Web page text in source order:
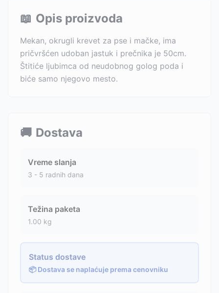
📖 Opis proizvoda
Mekan, okrugli krevet za pse i mačke, ima
pričvršćen udoban jastuk i prečnika je 50cm.
Štitiće ljubimca od neudobnog golog poda i
biće samo njegovo mesto.
🚚 Dostava
Vreme slanja
3 - 5 radnih dana
Težina paketa
1.00 kg
Status dostave
📦 Dostava se naplaćuje prema cenovniku